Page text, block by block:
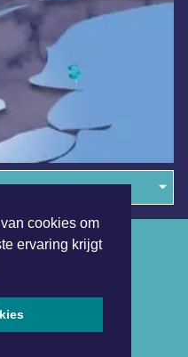
cookies om
ervaring krijgt